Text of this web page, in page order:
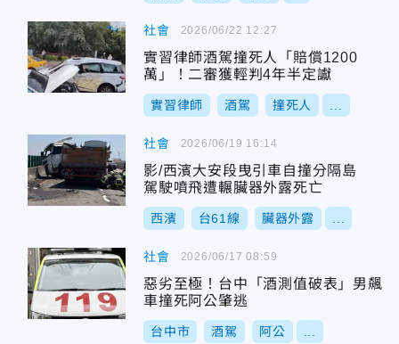
社會
實習律師酒駕撞死人「賠償1200
萬」！二審獲輕判4年半定讞
實習律師 酒駕 撞死人
2026/06/22 12:27
社會
影/西濱大安段曳引車自撞分隔島
駕駛噴飛遭輾臟器外露死亡
西濱 台61線 臟器外露
2026/06/19 16:14
社會
惡劣至極！台中「酒測值破表」男飆
車撞死阿公肇逃
台中市 酒駕 阿公
2026/06/17 08:59